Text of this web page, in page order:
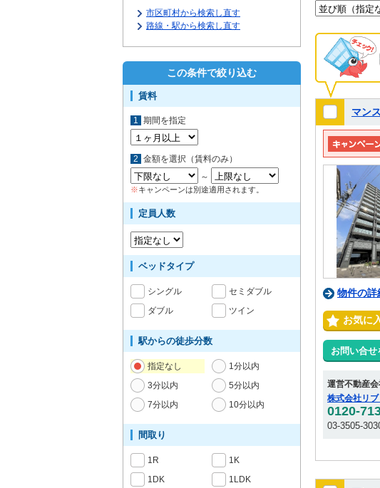
マン
物件の詳
お気に
お問い合せ
運営不動産
株式会社リ
0120-
03-3505-
市区町村から検索し直す
路線・駅から検索し直す
この条件で絞り込む
賃料
1 期間を指定
2 金額を選択（賃料のみ）
～
※キャンペーンは別途適用されます。
定員人数
ベッドタイプ
シングル
セミダブル
ダブル
ツイン
駅からの徒歩分数
指定なし
1分以内
3分以内
5分以内
7分以内
10分以内
間取り
1R
1K
1DK
1LDK